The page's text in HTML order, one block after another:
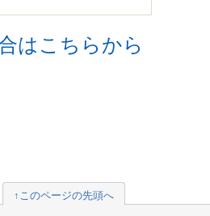
はこちらから
↑このページの先頭へ